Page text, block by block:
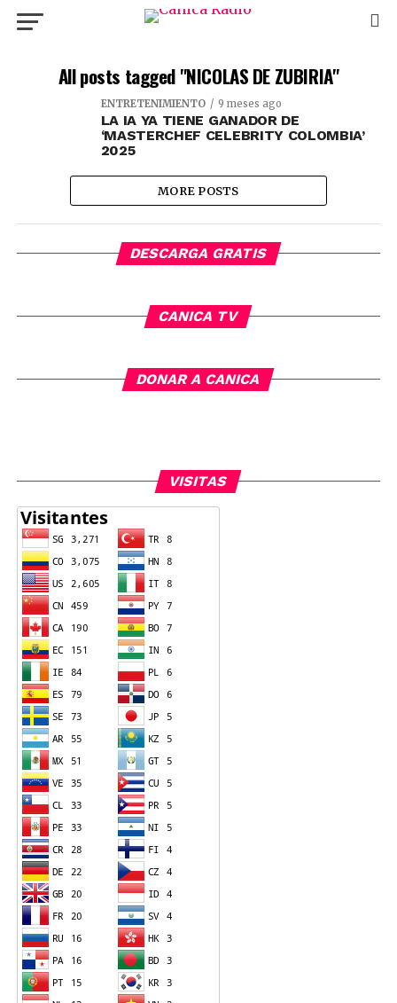
All posts tagged "NICOLAS DE ZUBIRIA"
ENTRETENIMIENTO 9 meses ago
LA IA YA TIENE GANADOR DE
‘MASTERCHEF CELEBRITY COLOMBIA’
2025
MORE POSTS
DESCARGA GRATIS
CANICA TV
DONAR A CANICA
VISITAS